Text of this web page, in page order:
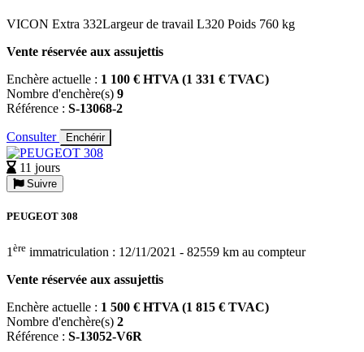
VICON Extra 332Largeur de travail L320 Poids 760 kg
Vente réservée aux assujettis
Enchère actuelle : 1 100 € HTVA (1 331 € TVAC)
Nombre d'enchère(s) 9
Référence : S-13068-2
Consulter Enchérir
11 jours
Suivre
PEUGEOT 308
1 ère immatriculation : 12/11/2021 - 82559 km au compteur
Vente réservée aux assujettis
Enchère actuelle : 1 500 € HTVA (1 815 € TVAC)
Nombre d'enchère(s) 2
Référence : S-13052-V6R